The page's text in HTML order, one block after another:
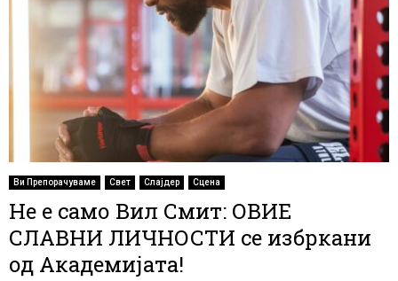
Ви Препорачуваме Свет Слајдер Сцена
Не е само Вил Смит: ОВИЕ
СЛАВНИ ЛИЧНОСТИ се избркани
од Академијата!